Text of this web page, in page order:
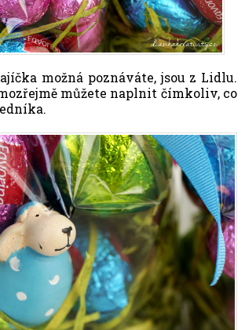
možná poznáváte, jsou z Lidlu.
můžete naplnit čímkoliv, co